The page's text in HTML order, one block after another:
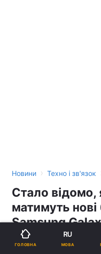
Новини › Техно і зв'язок
Стало відомо,
матимуть
Samsung
ІВАН НАЗАРЕНКО
ГОЛОВНА
RU
МОВА